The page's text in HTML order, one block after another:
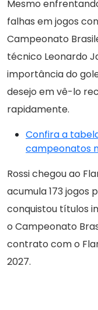
Mesmo
falhas em jogos
Campeonato
técnico Leonardo
importância do
desejo em vê-lo
rapidamente.
Confira a
campeonatos
Rossi chegou ao
acumula 173 jogos
conquistou títulos
o Campeonato
contrato com o
2027.